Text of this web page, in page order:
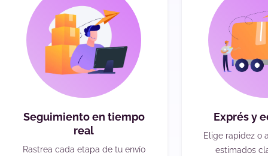
Seguimiento en tiempo
real
Rastrea cada etapa de tu envío
Exprés y
Elige rapidez o
estimados